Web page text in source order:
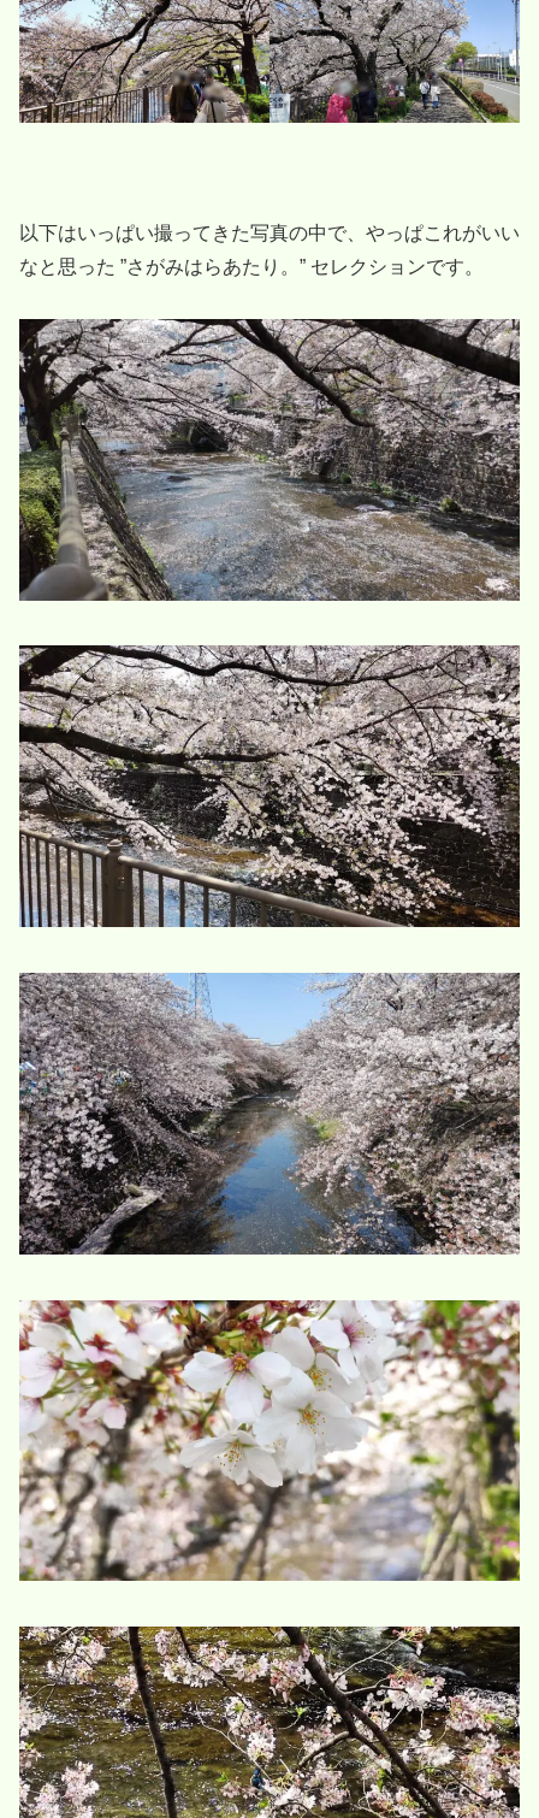
以下はいっぱい撮ってきた写真の中で、やっぱこれがいい
なと思った ”さがみはらあたり。” セレクションです。